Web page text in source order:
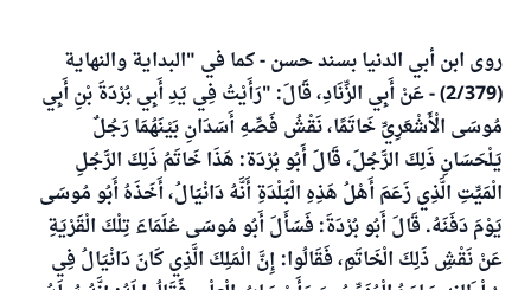
روى ابن أبي الدنيا بسند حسن - كما في "البداية والنهاية
(2/379) - عَنْ أَبِي الزِّنَادِ، قَالَ: "رَأَيْتُ فِي يَدِ أَبِي بُرْدَةَ بْنِ أَبِي
مُوسَى الْأَشْعَرِيِّ خَاتَمًا، نَقْشُ فَصِّهِ أَسَدَانِ بَيْنَهُمَا رَجُلٌ
يَلْحَسَانِ ذَلِكَ الرَّجُلَ، قَالَ أَبُو بُرْدَة: هَذَا خَاتَمُ ذَلِكَ الرَّجُلِ
الْمَيِّتِ الَّذِي زَعَمَ أَهْلُ هَذِهِ الْبَلْدَةِ أَنَّهُ دَانْيَالُ، أَخَذَهُ أَبُو مُوسَى
يَوْمَ دَفَنَهُ. قَالَ أَبُو بُرْدَةَ: فَسَأَلَ أَبُو مُوسَى عُلَمَاءَ تِلْكَ الْقَرْيَةِ
عَنْ نَقْشِ ذَلِكَ الْخَاتَمِ، فَقَالُوا: إِنَّ الْمَلِكَ الَّذِي كَانَ دَانْيَالُ فِي